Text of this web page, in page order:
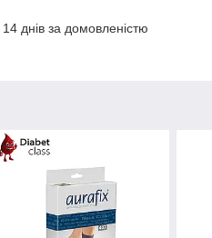
днів за домовленістю